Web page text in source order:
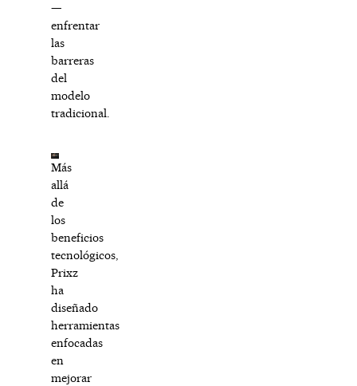
—
enfrentar
las
barreras
del
modelo
tradicional.
Más
allá
de
los
beneficios
tecnológicos,
Prixz
ha
diseñado
herramientas
enfocadas
en
mejorar